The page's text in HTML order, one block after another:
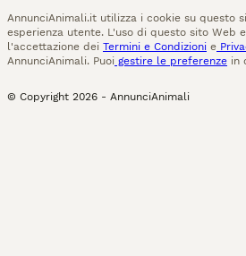
AnnunciAnimali.it utilizza i cookie su questo
esperienza utente. L'uso di questo sito Web
l'accettazione dei Termini e Condizioni e
AnnunciAnimali. Puoi gestire le preferenze in
© Copyright 2026 - AnnunciAnimali